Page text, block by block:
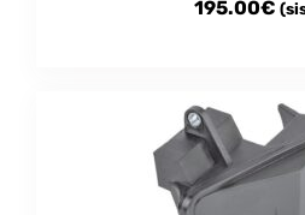
195.00€